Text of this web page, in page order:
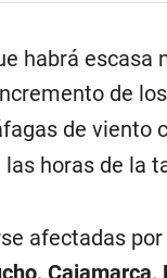
habrá escasa
de
de viento
horas de la
afectadas